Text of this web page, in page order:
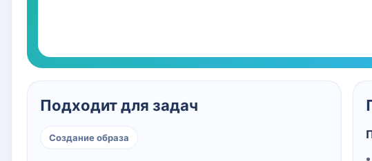
Подходит для задач
Создание образа